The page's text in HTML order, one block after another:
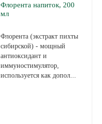
Флорента напиток, 200
мл
Флорента (экстракт пихты
сибирской) - мощный
антиоксидант и
иммуностимулятор,
используется как допол...